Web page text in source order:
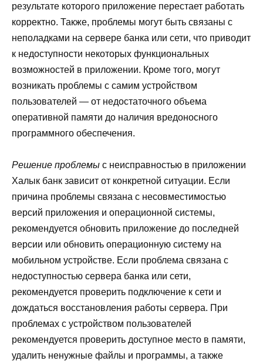
результате которого приложение перестает работать
корректно. Также, проблемы могут быть связаны с
неполадками на сервере банка или сети, что приводит
к недоступности некоторых функциональных
возможностей в приложении. Кроме того, могут
возникать проблемы с самим устройством
пользователей — от недостаточного объема
оперативной памяти до наличия вредоносного
программного обеспечения.
Решение проблемы с неисправностью в приложении
Халык банк зависит от конкретной ситуации. Если
причина проблемы связана с несовместимостью
версий приложения и операционной системы,
рекомендуется обновить приложение до последней
версии или обновить операционную систему на
мобильном устройстве. Если проблема связана с
недоступностью сервера банка или сети,
рекомендуется проверить подключение к сети и
дождаться восстановления работы сервера. При
проблемах с устройством пользователей
рекомендуется проверить доступное место в памяти,
удалить ненужные файлы и программы, а также